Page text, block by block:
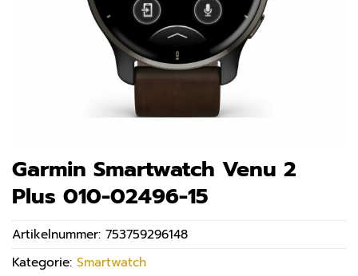
Garmin Smartwatch Venu 2
Plus 010-02496-15
Artikelnummer: 753759296148
Kategorie: Smartwatch